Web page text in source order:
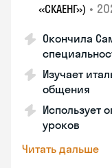
«СКАЕНГ») •
Окончила
Изучает
общения
Использует
уроков
Читать дальше